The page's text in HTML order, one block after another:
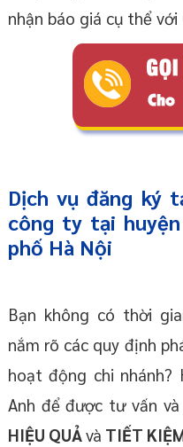
nhận báo giá cụ thể với
Dịch vụ đăng ký
công ty tại
phố Hà Nội
Bạn không có thời
nắm rõ các quy định
hoạt động chi nhánh?
Anh để được tư vấn
HIỆU QUẢvà TIẾT